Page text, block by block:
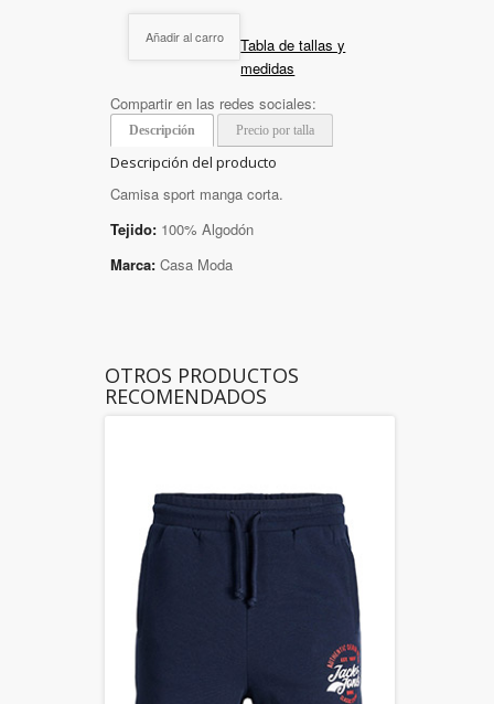
Añadir al carro
Tabla de tallas y
medidas
Compartir en las redes sociales:
Descripción Precio por talla
Descripción del producto
Camisa sport manga corta.
Tejido: 100% Algodón
Marca: Casa Moda
OTROS PRODUCTOS
RECOMENDADOS